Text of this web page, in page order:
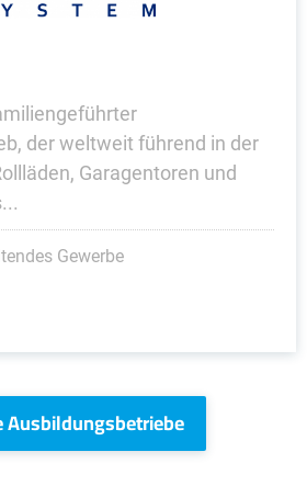
der weltweit führend in der
Garagentoren und
Gewerbe
Ausbildungsbetriebe